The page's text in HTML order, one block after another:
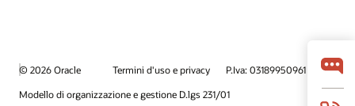
© 2026 Oracle Termini d'uso e privacy
P.Iva: 03189950961
Modello di organizzazione e gestione D.lgs 231/01